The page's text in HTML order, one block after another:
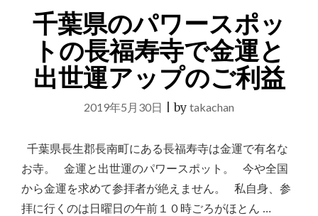
か
り
ま
し
た"
う"
千葉県のパワースポッ
トの長福寿寺で金運と
出世運アップのご利益
2019年5月30日 |by takachan
千葉県長生郡長南町にある長福寿寺は金運で有名な
お寺。 金運と出世運のパワースポット。 今や全国
から金運を求めて参拝者が絶えません。 私自身、参
拝に行くのは日曜日の午前１０時ごろがほとん …